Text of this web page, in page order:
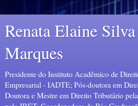
Renata Elaine
Marques
Presidente do Instituto Acadêmico de
Empresarial - IADTE; Pós-doutora em
Doutora e Mestre em Direito Tributário